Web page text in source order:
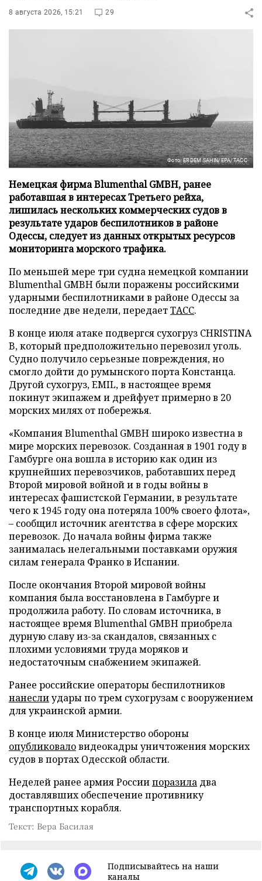
8 августа 2026, 15:21 29
Фото: ERDEM SAHIN/EPA/ТАСС
Немецкая фирма Blumenthal GMBH, ранее
работавшая в интересах Третьего рейха,
лишилась нескольких коммерческих судов в
результате ударов беспилотников в районе
Одессы, следует из данных открытых ресурсов
мониторинга морского трафика.
По меньшей мере три судна немецкой компании
Blumenthal GMBH были поражены российскими
ударными беспилотниками в районе Одессы за
последние две недели, передаетТАСС.
В конце июля атаке подвергся сухогруз CHRISTINA
B, который предположительно перевозил уголь.
Судно получило серьезные повреждения, но
смогло дойти до румынского порта Констанца.
Другой сухогруз, EMIL, в настоящее время
покинут экипажем и дрейфует примерно в 20
морских милях от побережья.
«Компания Blumenthal GMBH широко известна в
мире морских перевозок. Созданная в 1901 году в
Гамбурге она вошла в историю как один из
крупнейших перевозчиков, работавших перед
Второй мировой войной и в годы войны в
интересах фашистской Германии, в результате
чего к 1945 году она потеряла 100% своего флота»,
– сообщил источник агентства в сфере морских
перевозок. До начала войны фирма также
занималась нелегальными поставками оружия
силам генерала Франко в Испании.
После окончания Второй мировой войны
компания была восстановлена в Гамбурге и
продолжила работу. По словам источника, в
настоящее время Blumenthal GMBH приобрела
дурную славу из-за скандалов, связанных с
плохими условиями труда моряков и
недостаточным снабжением экипажей.
Ранее российские операторы беспилотников
нанеслиудары по трем сухогрузам с вооружением
для украинской армии.
В конце июля Министерство обороны
опубликоваловидеокадры уничтожения морских
судов в портах Одесской области.
Неделей ранее армия Россиипоразила два
доставлявших обеспечение противнику
транспортных корабля.
Текст: Вера Басилая
Подписывайтесь на наши
каналы